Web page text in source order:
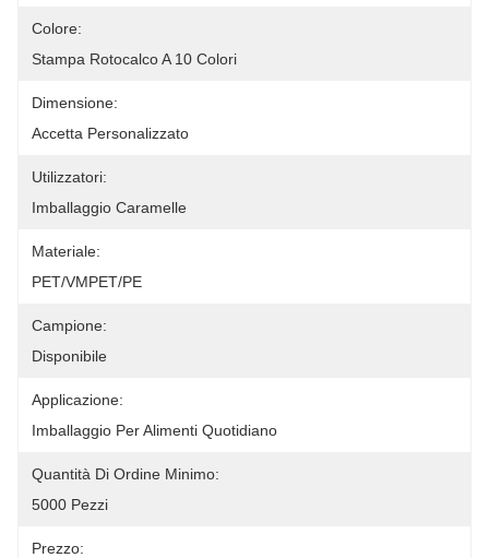
Colore:
Stampa Rotocalco A 10 Colori
Dimensione:
Accetta Personalizzato
Utilizzatori:
Imballaggio Caramelle
Materiale:
PET/VMPET/PE
Campione:
Disponibile
Applicazione:
Imballaggio Per Alimenti Quotidiano
Quantità Di Ordine Minimo:
5000 Pezzi
Prezzo: